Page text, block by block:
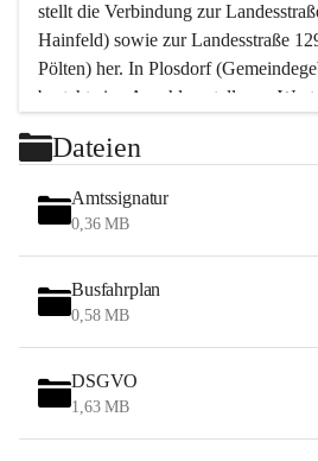
stellt die Verbindung zur
Hainfeld) sowie zur Landesstraße
Pölten) her. In Plosdorf
besteht eine Anschlussstelle zur
Wien erreicht man in ca. 45 Minuten.
Stössing zählt noch zum
zum Naherholungsraum St. Pölten.
„ihre Wiener“. Seit 1960 bauten
Wochenendhäuser im
waldreichen Jagdgebietes haben
Das Wandern ist aus touristischer
Tätigkeit. Das hügelige Gebiet mit
Wiesen, Wälder und Obstkulturen
Dateien
Amtssignatur
0,36 MB
Busfahrplan
0,58 MB
DSGVO
1,63 MB